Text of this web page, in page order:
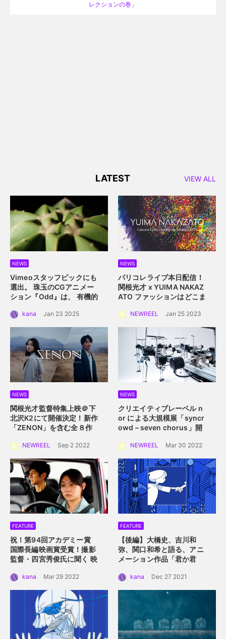
レクションの巻」
LATEST VIEW ALL
NEWS
Vimeoスタッフピックにも
選出。 珠玉のCGアニメー
ション『Odd』は、 有機的
則性を描く。
kana Jan 23 2025
NEWS
パリコレライブ本日配信！
関根光才 x YUIMA NAKAZ
ATO ファッションはどこま
れるか？
NEWREEL Jan 25 2023
NEWS
関根光才監督特集上映＠下
北沢K2にて開催決定！ 新作
「ZENON」を含む全８作
NEWREEL Sep 2 2022
NEWS
クリエイティブレーベル n
or による大規模展 「syncr
owd – seven chorus」開
（土）〜 4月10日（日）横
浜赤レンガ倉庫にて
NEWREEL Mar 30 2022
FEATURE
祝！第94回アカデミー賞
国際長編映画賞受賞！撮影
監督・四宮秀俊氏に聞く 映
ー」におけるロケーション
kana Mar 29 2022
FEATURE
【後編】大橋史、吉川和
弥、関口和希と語る、アニ
メーション作品「君か君
描くアニメーション的心理
kana Dec 27 2021